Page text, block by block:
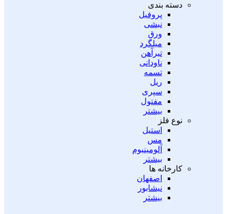
دسته بندی
پروفیل
نبشی
ورق
میلگرد
تیرآهن
ناودانی
تسمه
ریل
سپری
مفتول
بیشتر
نوع فلز
استیل
مس
آلومینیوم
بیشتر
کارخانه ها
اصفهان
نیشابور
بیشتر